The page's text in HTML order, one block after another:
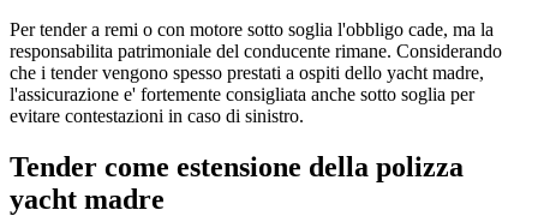
Per tender a remi o con motore sotto soglia l'obbligo cade, ma la
responsabilita patrimoniale del conducente rimane. Considerando
che i tender vengono spesso prestati a ospiti dello yacht madre,
l'assicurazione e' fortemente consigliata anche sotto soglia per
evitare contestazioni in caso di sinistro.
Tender come estensione della polizza
yacht madre